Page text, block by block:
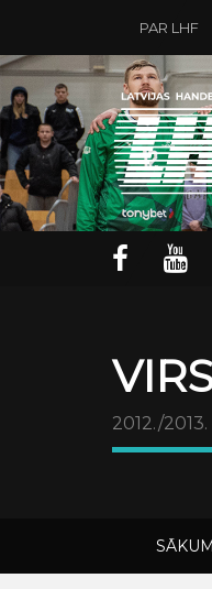
PAR LHF
2012./